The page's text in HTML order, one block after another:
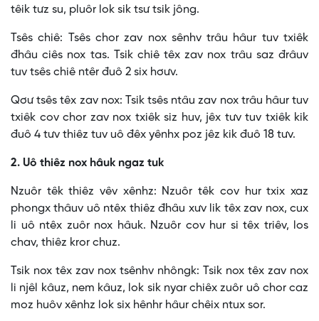
têik tưz su, pluôr lok sik tsư tsik jông.
Tsês chiê: Tsês chor zav nox sênhv trâu hâur tuv txiêk
đhâu ciês nox tas. Tsik chiê têx zav nox trâu saz đrâuv
tuv tsês chiê ntêr đuô 2 six hơưv.
Qơư tsês têx zav nox: Tsik tsês ntâu zav nox trâu hâur tuv
txiêk cov chor zav nox txiêk siz huv, jêx tưv tuv txiêk kik
đuô 4 tưv thiêz tuv uô đêx yênhx poz jêz kik đuô 18 tưv.
2. Uô thiêz nox hâuk ngaz tuk
Nzuôr têk thiêz vêv xênhz: Nzuôr têk cov hur txix xaz
phongx thâuv uô ntêx thiêz đhâu xưv lik têx zav nox, cux
li uô ntêx zuôr nox hâuk. Nzuôr cov hur si têx triêv, los
chav, thiêz kror chuz.
Tsik nox têx zav nox tsênhv nhôngk: Tsik nox têx zav nox
li njêl kâuz, nem kâuz, lok sik nyar chiêx zuôr uô chor caz
moz huôv xênhz lok six hênhr hâur chêix ntux sor.